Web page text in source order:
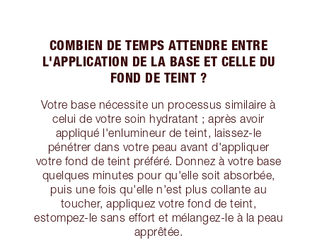
COMBIEN DE TEMPS ATTENDRE ENTRE
L'APPLICATION DE LA BASE ET CELLE DU
FOND DE TEINT ?
Votre base nécessite un processus similaire à
celui de votre soin hydratant ; après avoir
appliqué l'enlumineur de teint, laissez-le
pénétrer dans votre peau avant d'appliquer
votre fond de teint préféré. Donnez à votre base
quelques minutes pour qu'elle soit absorbée,
puis une fois qu'elle n'est plus collante au
toucher, appliquez votre fond de teint,
estompez-le sans effort et mélangez-le à la peau
apprêtée.